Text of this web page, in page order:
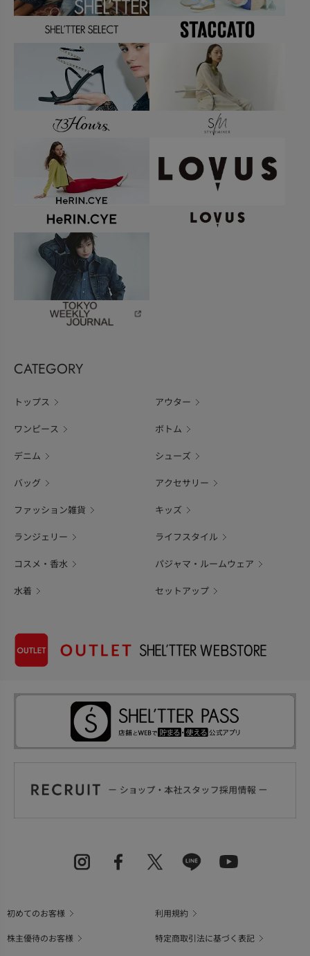
CATEGORY
トップス アウター
ワンピース ボトム
デニム シューズ
バッグ アクセサリー
ファッション雑貨 キッズ
ランジェリー ライフスタイル
コスメ・香水 パジャマ・ルームウェア
水着 セットアップ
初めてのお客様
利用規約
株主優待のお客様
特定商取引法に基づく表記